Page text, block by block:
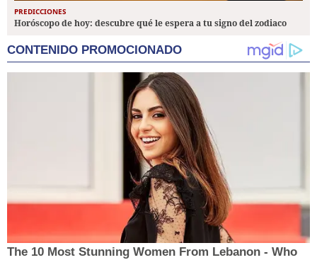
PREDICCIONES
Horóscopo de hoy: descubre qué le espera a tu signo del zodiaco
CONTENIDO PROMOCIONADO
The 10 Most Stunning Women From Lebanon - Who